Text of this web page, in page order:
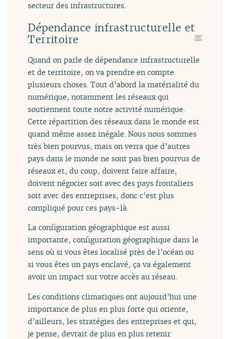
secteur des infrastructures.
Dépendance infrastructurelle et
Territoire
Quand on parle de dépendance infrastructurelle
et de territoire, on va prendre en compte
plusieurs choses. Tout d’abord la matérialité du
numérique, notamment les réseaux qui
soutiennent toute notre activité numérique.
Cette répartition des réseaux dans le monde est
quand même assez inégale. Nous nous sommes
très bien pourvus, mais on verra que d’autres
pays dans le monde ne sont pas bien pourvus de
réseaux et, du coup, doivent faire affaire,
doivent négocier soit avec des pays frontaliers
soit avec des entreprises, donc c’est plus
compliqué pour ces pays-là.
La configuration géographique est aussi
importante, configuration géographique dans le
sens où si vous êtes localisé près de l’océan ou
si vous êtes un pays enclavé, ça va également
avoir un impact sur votre accès au réseau.
Les conditions climatiques ont aujourd’hui une
importance de plus en plus forte qui oriente,
d’ailleurs, les stratégies des entreprises et qui,
je pense, devrait de plus en plus retenir